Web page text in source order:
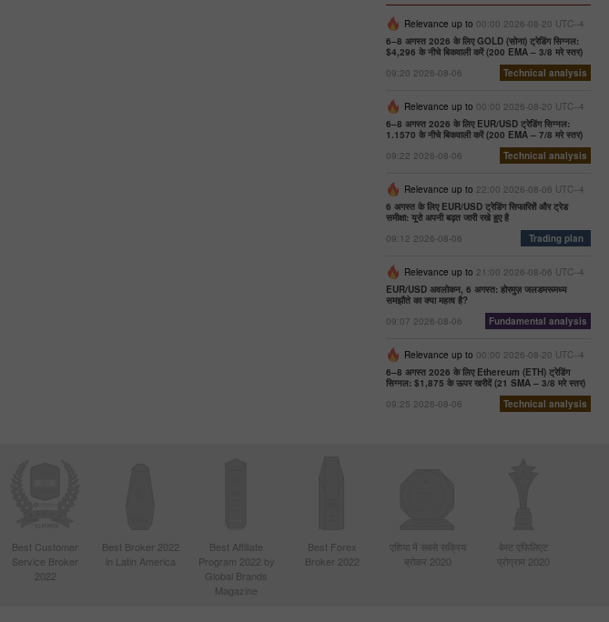
Relevance up to 00:00 2026-08-20 UTC--4
6–8 अगस्त 2026 के लिए GOLD (सोना) ट्रेडिंग सिग्नल:
$4,296 के नीचे बिकवाली करें (200 EMA – 3/8 मरे स्तर)
09:20 2026-08-06
Technical analysis
Relevance up to 00:00 2026-08-20 UTC--4
6–8 अगस्त 2026 के लिए EUR/USD ट्रेडिंग सिग्नल:
1.1570 के नीचे बिकवाली करें (200 EMA – 7/8 मरे स्तर)
09:22 2026-08-06
Technical analysis
Relevance up to 22:00 2026-08-06 UTC--4
6 अगस्त के लिए EUR/USD ट्रेडिंग सिफारिशें और ट्रेड
समीक्षा: यूरो अपनी बढ़त जारी रखे हुए है
09:12 2026-08-06
Trading plan
Relevance up to 21:00 2026-08-06 UTC--4
EUR/USD अवलोकन, 6 अगस्त: होरमुज़ जलडमरूमध्य
समझौते का क्या महत्व है?
09:07 2026-08-06
Fundamental analysis
Relevance up to 00:00 2026-08-20 UTC--4
6–8 अगस्त 2026 के लिए Ethereum (ETH) ट्रेडिंग
सिग्नल: $1,875 के ऊपर खरीदें (21 SMA – 3/8 मरे स्तर)
09:25 2026-08-06
Technical analysis
Best Customer
Service Broker
2022
Best Broker 2022
in Latin America
Best Affiliate
Program 2022 by
Global Brands
Magazine
Best Forex
Broker 2022
एशिया में सबसे सक्रिय
ब्रोकर 2020
बेस्ट एफिलिएट
प्रोग्राम 2020